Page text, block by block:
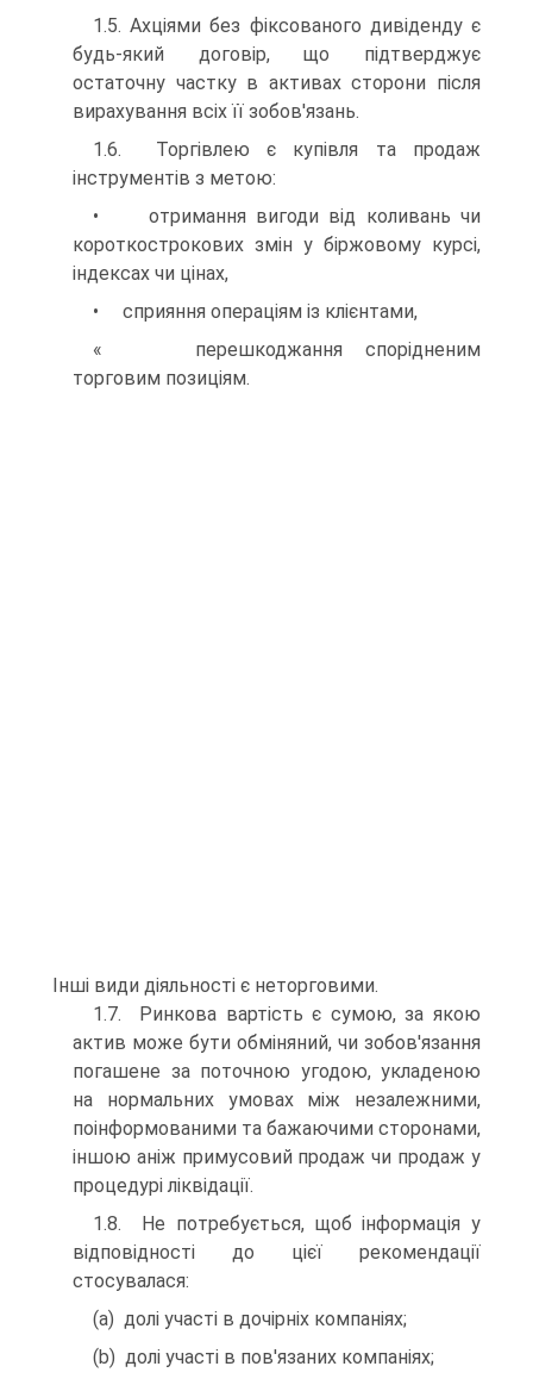
1.5. Ахціями без фіксованого дивіденду є
будь-який договір, що підтверджує
остаточну частку в активах сторони після
вирахування всіх її зобов'язань.
1.6. Торгівлею є купівля та продаж
інструментів з метою:
• отримання вигоди від коливань чи
короткострокових змін у біржовому курсі,
індексах чи цінах,
• сприяння операціям із клієнтами,
« перешкоджання спорідненим
торговим позиціям.
Інші види діяльності є неторговими.
1.7. Ринкова вартість є сумою, за якою
актив може бути обміняний, чи зобов'язання
погашене за поточною угодою, укладеною
на нормальних умовах між незалежними,
поінформованими та бажаючими сторонами,
іншою аніж примусовий продаж чи продаж у
процедурі ліквідації.
1.8. Не потребується, щоб інформація у
відповідності до цієї рекомендації
стосувалася:
(a) долі участі в дочірніх компаніях;
(b) долі участі в пов'язаних компаніях;